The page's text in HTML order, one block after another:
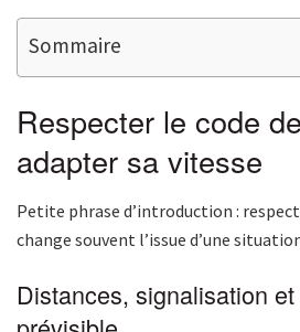
Sommaire
Respecter le code
adapter sa vitesse
Petite phrase d’introduction :
change souvent l’issue d’une
Distances, signalisation